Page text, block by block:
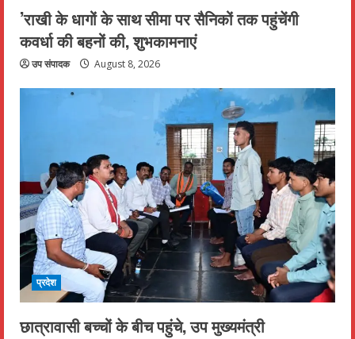
’राखी के धागों के साथ सीमा पर सैनिकों तक पहुंचेंगी
कवर्धा की बहनों की, शुभकामनाएं
उप संपादक August 8, 2026
प्रदेश
छात्रावासी बच्चों के बीच पहुंचे, उप मुख्यमंत्री